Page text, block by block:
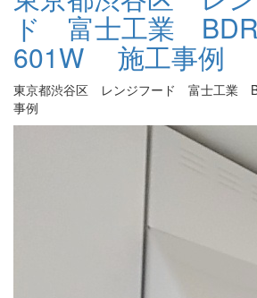
ド 富士工業
601W 施工事例
東京都渋谷区 レンジフード 富士工業
事例